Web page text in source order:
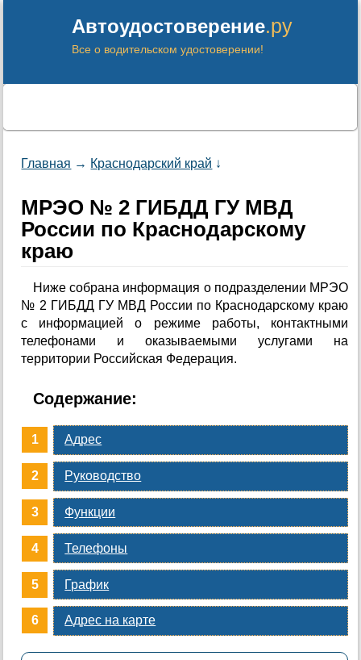
Автоудостоверение.ру
Все о водительском удостоверении!
Главная → Краснодарский край ↓
МРЭО № 2 ГИБДД ГУ МВД
России по Краснодарскому
краю
Ниже собрана информация о подразделении МРЭО
№ 2 ГИБДД ГУ МВД России по Краснодарскому краю
с информацией о режиме работы, контактными
телефонами и оказываемыми услугами на
территории Российская Федерация.
Содержание:
Адрес
Руководство
Функции
Телефоны
График
Адрес на карте